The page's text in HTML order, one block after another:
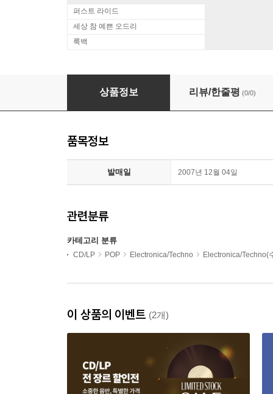
퍼스트 라이드
세상 참 예쁜 오드리
룩백
In Vogue Collections
상품정보 리뷰/한줄평 (0/0)
품목정보
발매일 2007년 12월 04일
관련분류
카테고리 분류
CD/LP POP Electronica/Techno Electronica/Techno(
이 상품의 이벤트 (2개)